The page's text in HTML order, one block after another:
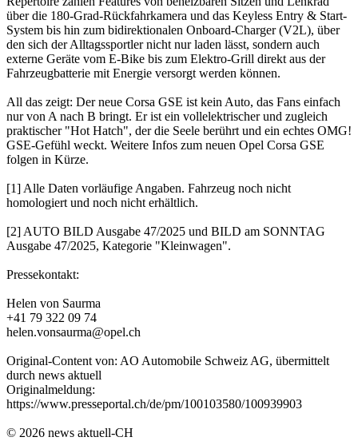
über die 180-Grad-Rückfahrkamera und das Keyless Entry & Start-
System bis hin zum bidirektionalen Onboard-Charger (V2L), über
den sich der Alltagssportler nicht nur laden lässt, sondern auch
externe Geräte vom E-Bike bis zum Elektro-Grill direkt aus der
Fahrzeugbatterie mit Energie versorgt werden können.
All das zeigt: Der neue Corsa GSE ist kein Auto, das Fans einfach
nur von A nach B bringt. Er ist ein vollelektrischer und zugleich
praktischer "Hot Hatch", der die Seele berührt und ein echtes OMG!
GSE-Gefühl weckt. Weitere Infos zum neuen Opel Corsa GSE
folgen in Kürze.
[1] Alle Daten vorläufige Angaben. Fahrzeug noch nicht
homologiert und noch nicht erhältlich.
[2] AUTO BILD Ausgabe 47/2025 und BILD am SONNTAG
Ausgabe 47/2025, Kategorie "Kleinwagen".
Pressekontakt:
Helen von Saurma
+41 79 322 09 74
helen.vonsaurma@opel.ch
Original-Content von: AO Automobile Schweiz AG, übermittelt
durch news aktuell
Originalmeldung:
https://www.presseportal.ch/de/pm/100103580/100939903
© 2026 news aktuell-CH